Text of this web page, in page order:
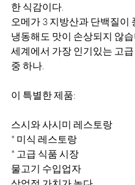
한 식감이다.
오메가 3 지방산과 단백질이
냉동해도 맛이 손상되지 않
세계에서 가장 인기있는 고
중 하나.
이 특별한 제품:
스시와 사시미 레스토랑
* 미식 레스토랑
* 고급 식품 시장
물고기 수입업자